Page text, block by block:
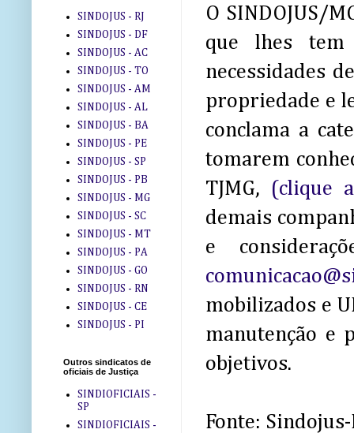
O SINDOJUS/
que lhes tem
necessidades
propriedade e
conclama a
tomarem
TJMG, (clique
demais
e
mobilizados e
manutenção e
objetivos.
Fonte:
SINDOJUS - RJ
SINDOJUS - DF
SINDOJUS - AC
SINDOJUS - TO
SINDOJUS - AM
SINDOJUS - AL
SINDOJUS - BA
SINDOJUS - PE
SINDOJUS - SP
SINDOJUS - PB
SINDOJUS - MG
SINDOJUS - SC
SINDOJUS - MT
SINDOJUS - PA
SINDOJUS - GO
SINDOJUS - RN
SINDOJUS - CE
SINDOJUS - PI
Outros sindicatos de
oficiais de Justiça
SINDIOFICIAIS -
SP
SINDIOFICIAIS -